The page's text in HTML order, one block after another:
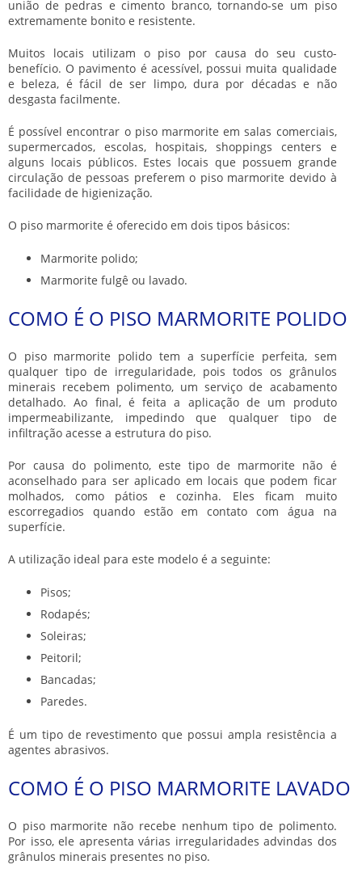
união de pedras e cimento branco, tornando-se um piso
extremamente bonito e resistente.
Muitos locais utilizam o piso por causa do seu custo-
benefício. O pavimento é acessível, possui muita qualidade
e beleza, é fácil de ser limpo, dura por décadas e não
desgasta facilmente.
É possível encontrar o piso marmorite em salas comerciais,
supermercados, escolas, hospitais, shoppings centers e
alguns locais públicos. Estes locais que possuem grande
circulação de pessoas preferem o piso marmorite devido à
facilidade de higienização.
O piso marmorite é oferecido em dois tipos básicos:
Marmorite polido;
Marmorite fulgê ou lavado.
COMO É O PISO MARMORITE POLIDO
O piso marmorite polido tem a superfície perfeita, sem
qualquer tipo de irregularidade, pois todos os grânulos
minerais recebem polimento, um serviço de acabamento
detalhado. Ao final, é feita a aplicação de um produto
impermeabilizante, impedindo que qualquer tipo de
infiltração acesse a estrutura do piso.
Por causa do polimento, este tipo de marmorite não é
aconselhado para ser aplicado em locais que podem ficar
molhados, como pátios e cozinha. Eles ficam muito
escorregadios quando estão em contato com água na
superfície.
A utilização ideal para este modelo é a seguinte:
Pisos;
Rodapés;
Soleiras;
Peitoril;
Bancadas;
Paredes.
É um tipo de revestimento que possui ampla resistência a
agentes abrasivos.
COMO É O PISO MARMORITE LAVADO
O piso marmorite não recebe nenhum tipo de polimento.
Por isso, ele apresenta várias irregularidades advindas dos
grânulos minerais presentes no piso.